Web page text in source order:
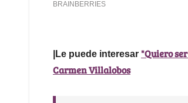
|Le puede interesar "Quiero
Carmen Villalobos